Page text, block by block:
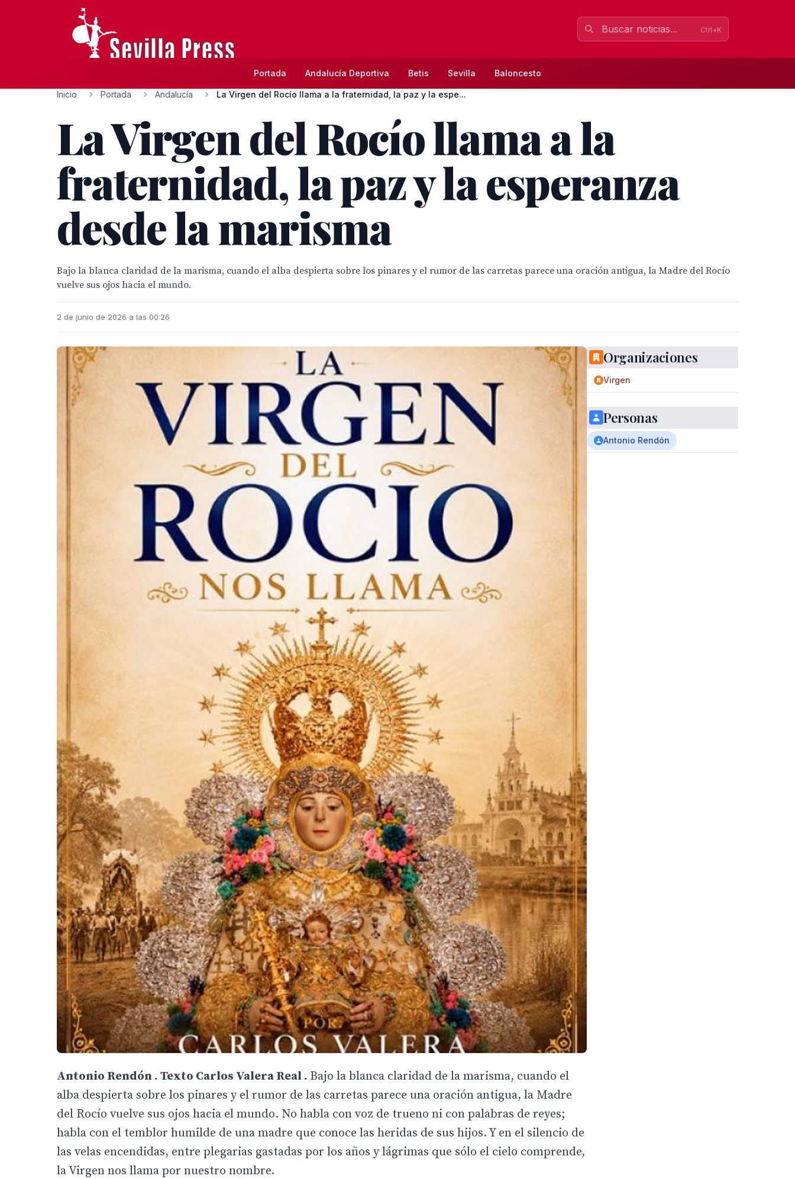
Ctrl+K
Portada Andalucía Deportiva Betis Sevilla Baloncesto
Inicio Portada Andalucía La Virgen del Rocío llama a la fraternidad, la paz y la espe...
La Virgen del Rocío llama a la
fraternidad, la paz y la esperanza
desde la marisma
Bajo la blanca claridad de la marisma, cuando el alba despierta sobre los pinares y el rumor de las carretas parece una oración antigua, la Madre del Rocío
vuelve sus ojos hacia el mundo.
2 de junio de 2026 a las 00:26
Antonio Rendón . Texto Carlos Valera Real . Bajo la blanca claridad de la marisma, cuando el
alba despierta sobre los pinares y el rumor de las carretas parece una oración antigua, la Madre
del Rocío vuelve sus ojos hacia el mundo. No habla con voz de trueno ni con palabras de reyes;
habla con el temblor humilde de una madre que conoce las heridas de sus hijos. Y en el silencio de
las velas encendidas, entre plegarias gastadas por los años y lágrimas que sólo el cielo comprende,
la Virgen nos llama por nuestro nombre.
Organizaciones
Virgen
Personas
Antonio Rendón